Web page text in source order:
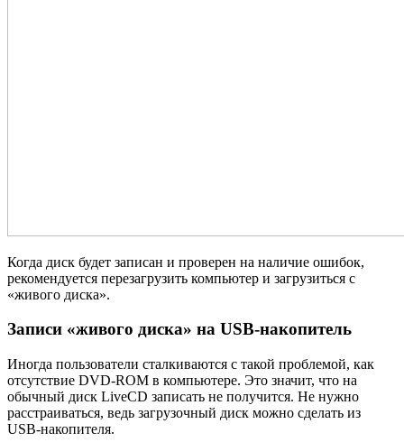
Когда диск будет записан и проверен на наличие ошибок,
рекомендуется перезагрузить компьютер и загрузиться с
«живого диска».
Записи «живого диска» на USB-накопитель
Иногда пользователи сталкиваются с такой проблемой, как
отсутствие DVD-ROM в компьютере. Это значит, что на
обычный диск LiveCD записать не получится. Не нужно
расстраиваться, ведь загрузочный диск можно сделать из
USB-накопителя.